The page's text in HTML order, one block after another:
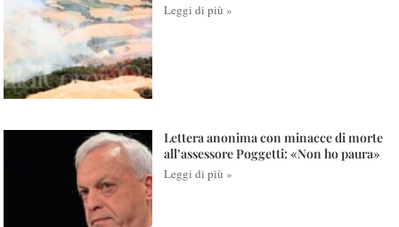
Leggi di più »
Lettera anonima con minacce di morte
all’assessore Poggetti: «Non ho paura»
Leggi di più »